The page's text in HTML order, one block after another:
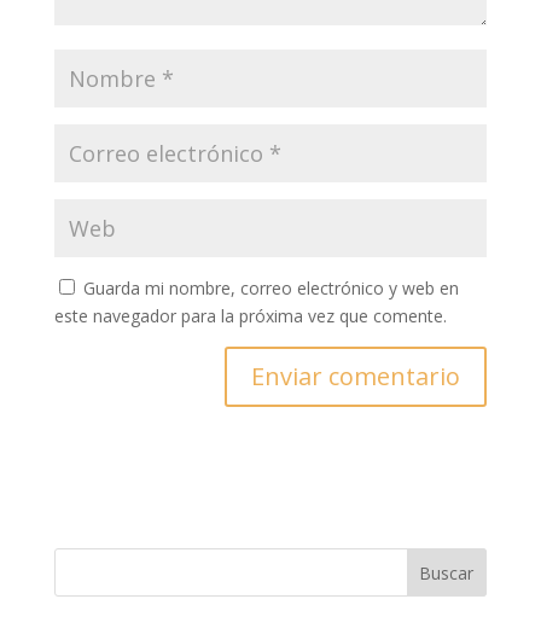
Guarda mi nombre, correo electrónico y web en
este navegador para la próxima vez que comente.
Buscar